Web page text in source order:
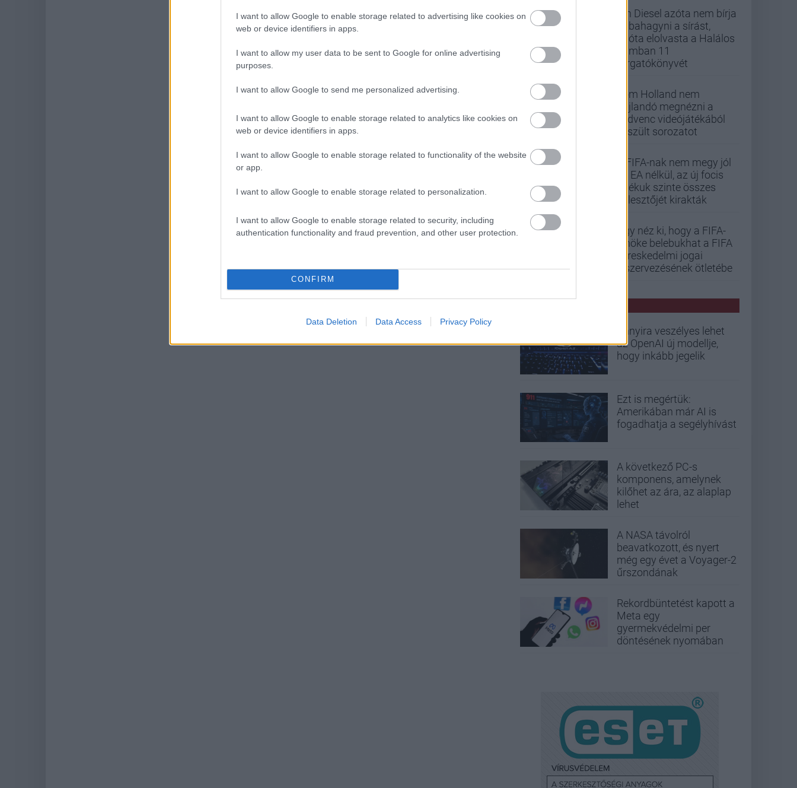
I want to allow Google to enable storage related to advertising like cookies on
web or device identifiers in apps.
I want to allow my user data to be sent to Google for online advertising
purposes.
I want to allow Google to send me personalized advertising.
I want to allow Google to enable storage related to analytics like cookies on
web or device identifiers in apps.
I want to allow Google to enable storage related to functionality of the website
or app.
I want to allow Google to enable storage related to personalization.
I want to allow Google to enable storage related to security, including
authentication functionality and fraud prevention, and other user protection.
CONFIRM
Data Deletion Data Access Privacy Policy
Vin Diesel azóta nem bírja
abbahagyni a sírást,
mióta elolvasta a Halálos
iramban 11
forgatókönyvét
Tom Holland nem
hajlandó megnézni a
kedvenc videójátékából
készült sorozatot
A FIFA-nak nem megy jól
az EA nélkül, az új focis
játékuk szinte összes
fejlesztőjét kirakták
Úgy néz ki, hogy a FIFA-
elnöke belebukhat a FIFA
kereskedelmi jogai
kiszervezésének ötletébe
Annyira veszélyes lehet
az OpenAI új modellje,
hogy inkább jegelik
Ezt is megértük:
Amerikában már AI is
fogadhatja a segélyhívást
A következő PC-s
komponens, amelynek
kilőhet az ára, az alaplap
lehet
A NASA távolról
beavatkozott, és nyert
még egy évet a Voyager-2
űrszondának
Rekordbüntetést kapott a
Meta egy
gyermekvédelmi per
döntésének nyomában